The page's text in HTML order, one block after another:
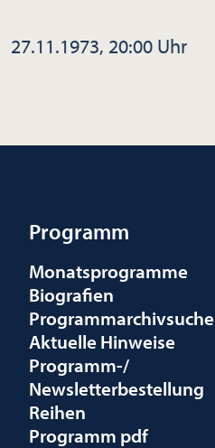
27.11.1973, 20:00 Uhr
Programm
Monatsprogramme
Biografien
Programmarchivsuche
Aktuelle Hinweise
Programm-/
Newsletterbestellung
Reihen
Programm pdf